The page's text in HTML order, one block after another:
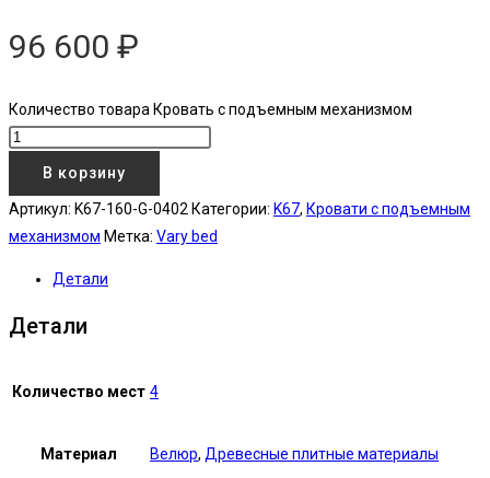
96 600 ₽
Количество товара Кровать с подъемным механизмом
В корзину
Артикул: K67-160-G-0402 Категории: K67, Кровати с подъемным
механизмом Метка: Vary bed
Детали
Детали
Количество мест 4
Материал Велюр, Древесные плитные материалы